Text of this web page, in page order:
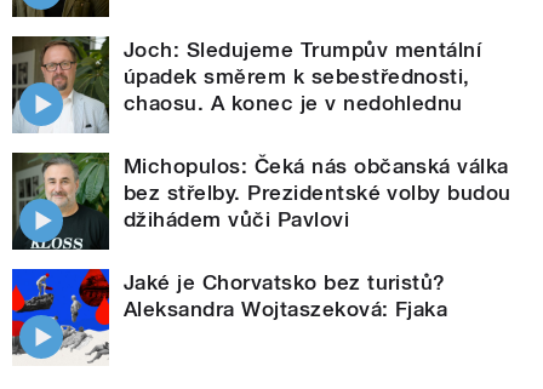
Joch: Sledujeme Trumpův mentální
úpadek směrem k sebestřednosti,
chaosu. A konec je v nedohlednu
Michopulos: Čeká nás občanská válka
bez střelby. Prezidentské volby budou
džihádem vůči Pavlovi
Jaké je Chorvatsko bez turistů?
Aleksandra Wojtaszeková: Fjaka